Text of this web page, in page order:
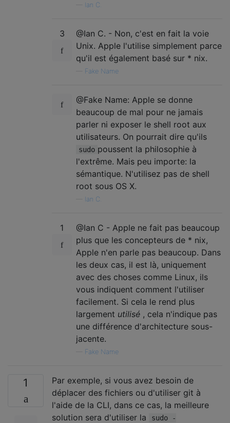
Ian C.
3
@Ian C. - Non, c'est en fait la voie
Unix. Apple l'utilise simplement parce
qu'il est également basé sur * nix.
Fake Name
@Fake Name: Apple se donne
beaucoup de mal pour ne jamais
parler ni exposer le shell root aux
utilisateurs. On pourrait dire qu'ils
sudo poussent la philosophie à
l'extrême. Mais peu importe: la
sémantique. N'utilisez pas de shell
root sous OS X.
Ian C.
1
@Ian C - Apple ne fait pas beaucoup
plus que les concepteurs de * nix,
Apple n'en parle pas beaucoup. Dans
les deux cas, il est là, uniquement
avec des choses comme Linux, ils
vous indiquent comment l'utiliser
facilement. Si cela le rend plus
largement utilisé , cela n'indique pas
une différence d'architecture sous-
jacente.
Fake Name
1
Par exemple, si vous avez besoin de
déplacer des fichiers ou d'utiliser git à
l'aide de la CLI, dans ce cas, la meilleure
solution sera d'utiliser la
sudo -